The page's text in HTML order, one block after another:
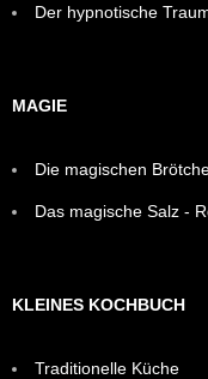
Der hypnotische
MAGIE
Die magischen
Das magische Salz -
KLEINES KOCHBUCH
Traditionelle Küche